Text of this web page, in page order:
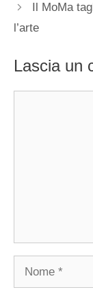
Il MoMa
l’arte
Lascia un
Nome